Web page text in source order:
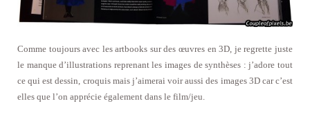
Comme toujours avec les artbooks sur des œuvres en 3D, je regrette juste
le manque d’illustrations reprenant les images de synthèses : j’adore tout
ce qui est dessin, croquis mais j’aimerai voir aussi des images 3D car c’est
elles que l’on apprécie également dans le film/jeu.